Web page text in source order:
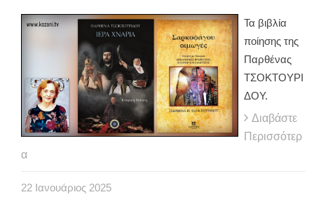
Τα βιβλία
ποίησης της
Παρθένας
ΤΣΟΚΤΟΥΡΙ
ΔΟΥ.
Διαβάστε
Περισσότερ
α
22 Ιανουάριος 2025